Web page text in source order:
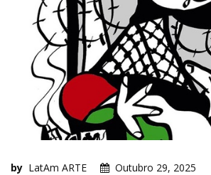
by LatAm ARTE Outubro 29, 2025